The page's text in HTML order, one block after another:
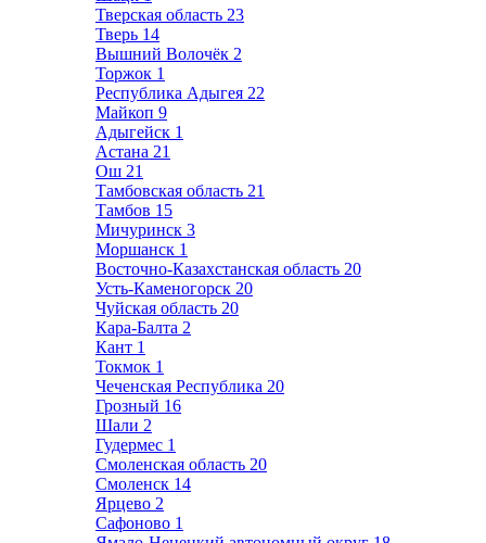
Тверская область 23
Тверь 14
Вышний Волочёк 2
Торжок 1
Республика Адыгея 22
Майкоп 9
Адыгейск 1
Астана 21
Ош 21
Тамбовская область 21
Тамбов 15
Мичуринск 3
Моршанск 1
Восточно-Казахстанская область 20
Усть-Каменогорск 20
Чуйская область 20
Кара-Балта 2
Кант 1
Токмок 1
Чеченская Республика 20
Грозный 16
Шали 2
Гудермес 1
Смоленская область 20
Смоленск 14
Ярцево 2
Сафоново 1